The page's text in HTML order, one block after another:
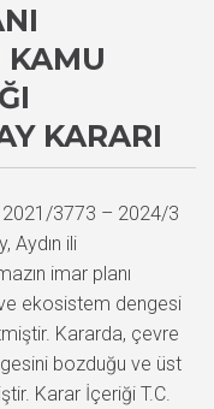
KAMU
KARARI
2021/3773 – 2024/3
Aydın ili
imar planı
ekosistem dengesi
Kararda, çevre
bozduğu ve üst
Karar İçeriği T.C.